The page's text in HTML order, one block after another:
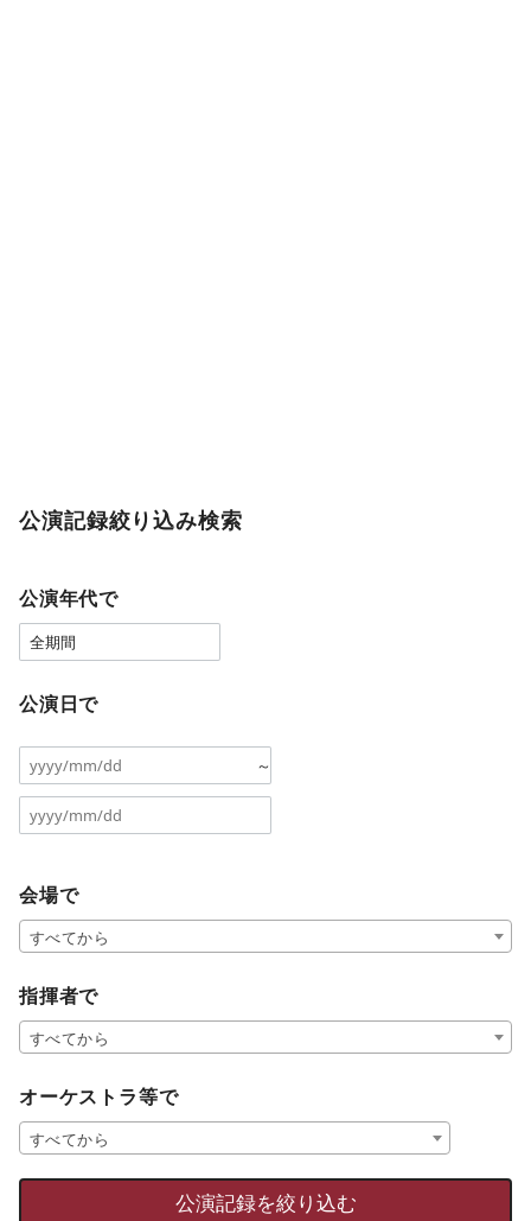
公演記録絞り込み検索
公演年代で
公演日で
～
会場で
すべてから
指揮者で
すべてから
オーケストラ等で
すべてから